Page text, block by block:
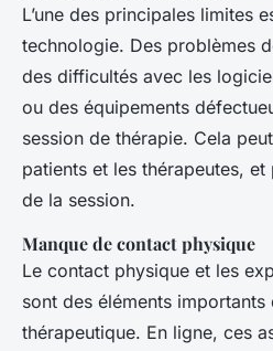
L’une des principales limites
technologie. Des problèmes
des difficultés avec les
ou des équipements
session de thérapie. Cela
patients et les thérapeutes,
de la session.
Manque de contact physique
Le contact physique et les
sont des éléments importants
thérapeutique. En ligne, ces